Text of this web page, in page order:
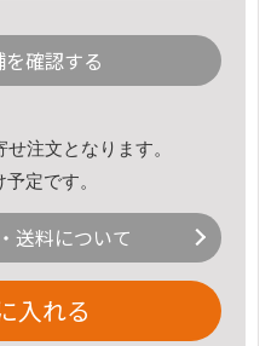
確認する
注文となります。
定です。
送料について
入れる